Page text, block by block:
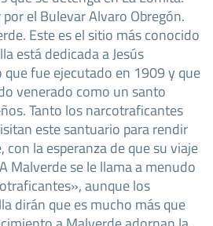
el Bulevar Alvaro Obregón.
Este es el sitio más conocido
está dedicada a Jesús
fue ejecutado en 1909 y que
venerado como un santo
Tanto los narcotraficantes
este santuario para rendir
la esperanza de que su viaje
Malverde se le llama a menudo
aunque los
dirán que es mucho más que